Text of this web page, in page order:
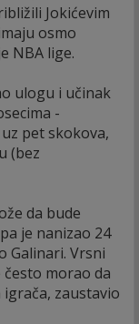
Jokićevim
osmo
NBA lige.
ulogu i učinak
-
pet skokova,
(bez
da bude
je nanizao 24
Galinari. Vrsni
često morao da
zaustavio